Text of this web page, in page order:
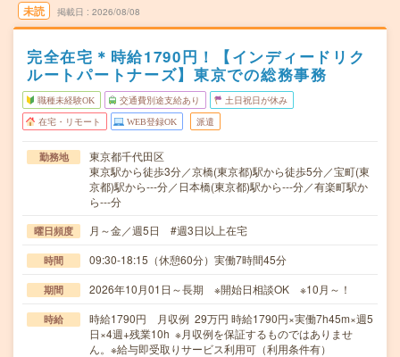
未読 掲載日 2026/08/08
完全在宅＊時給1790円！【インディードリク
ルートパートナーズ】東京での総務事務
職種未経験OK 交通費別途支給あり 土日祝日が休み
在宅・リモート WEB登録OK 派遣
勤務地
東京都千代田区
東京駅から徒歩3分／京橋(東京都)駅から徒歩5分／宝町(東
京都)駅から---分／日本橋(東京都)駅から---分／有楽町駅か
ら---分
曜日頻度 月～金／週5日 #週3日以上在宅
時間 09:30-18:15（休憩60分）実働7時間45分
期間 2026年10月01日～長期 ※開始日相談OK ※10月～！
時給
時給1790円 月収例 29万円 時給1790円×実働7h45m×週5
日×4週+残業10h ※月収例を保証するものではありませ
ん。※給与即受取りサービス利用可（利用条件有）